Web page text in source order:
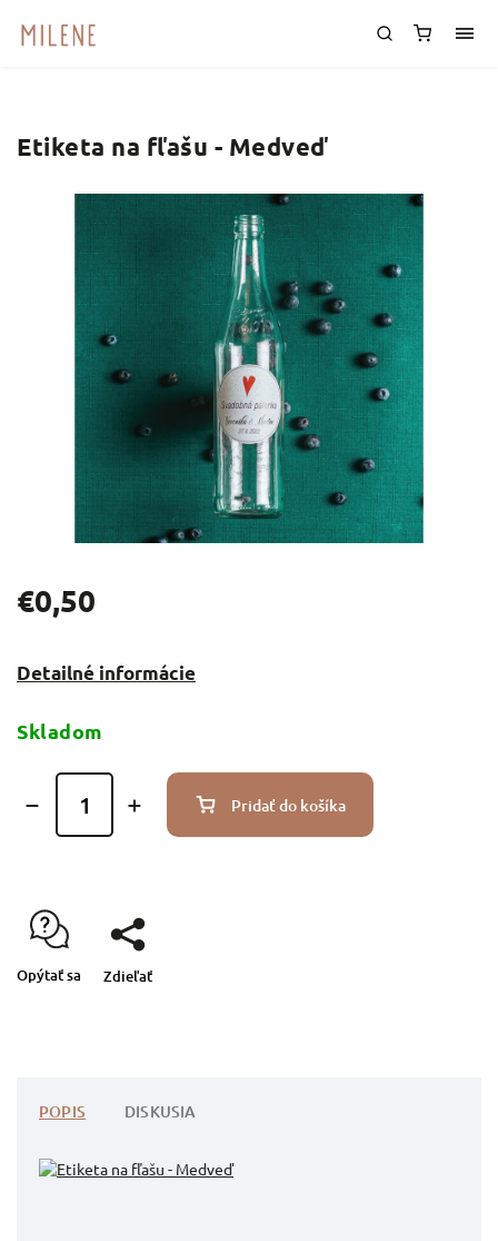
Etiketa na fľašu - Medveď
€0,50
Detailné informácie
Skladom
Pridať do košíka
Opýtať sa Zdieľať
POPIS DISKUSIA